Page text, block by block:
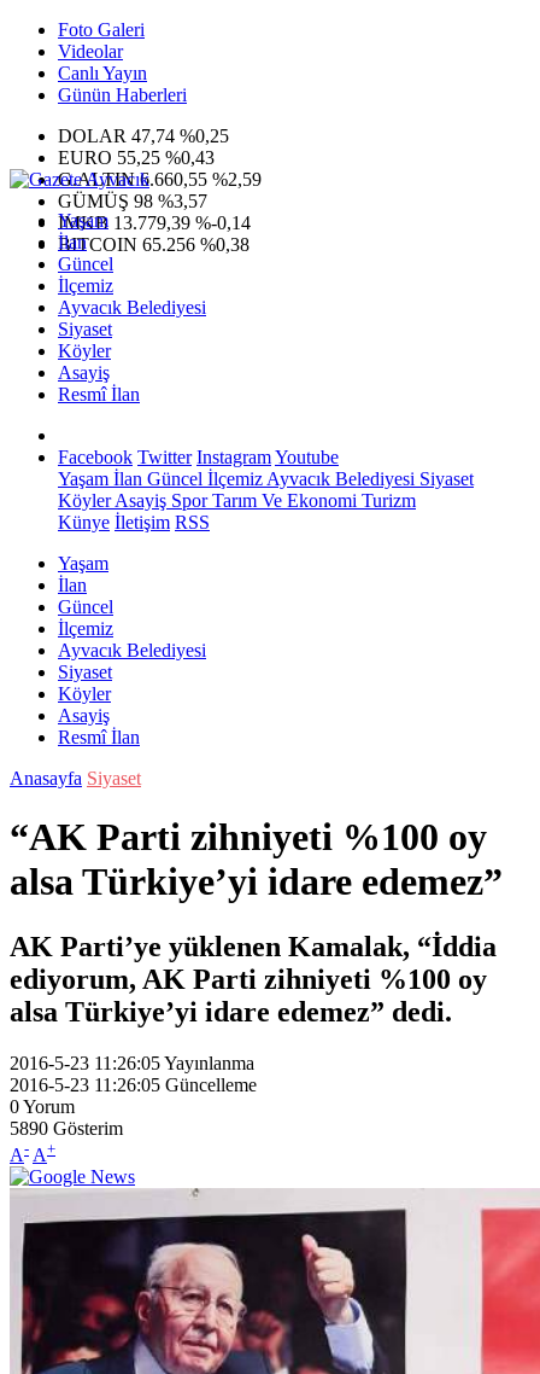
Foto Galeri
Videolar
Canlı Yayın
Günün Haberleri
DOLAR 47,74 %0,25
EURO 55,25 %0,43
G.ALTIN6.660,55 %2,59
GÜMÜŞ 98 %3,57
IMKB 13.779,39 %-0,14
BITCOIN 65.256 %0,38
Yaşam
İlan
Güncel
İlçemiz
Ayvacık Belediyesi
Siyaset
Köyler
Asayiş
Resmî İlan
Facebook Twitter InstagramYoutube
Yaşam İlan Güncel İlçemiz Ayvacık Belediyesi Siyaset
KöylerAsayiş SporTarım Ve Ekonomi Turizm
Künye İletişim RSS
Yaşam
İlan
Güncel
İlçemiz
Ayvacık Belediyesi
Siyaset
Köyler
Asayiş
Resmî İlan
Anasayfa Siyaset
“AK Parti zihniyeti %100 oy
alsa Türkiye’yi idare edemez”
AK Parti’ye yüklenen Kamalak, “İddia
ediyorum, AK Parti zihniyeti %100 oy
alsa Türkiye’yi idare edemez” dedi.
2016-5-23 11:26:05Yayınlanma
2016-5-23 11:26:05 Güncelleme
0Yorum
5890 Gösterim
A- A+